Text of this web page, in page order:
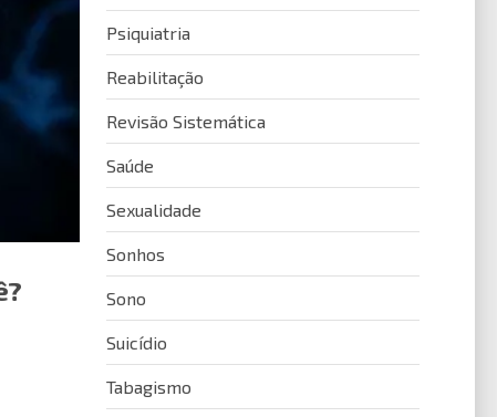
Psiquiatria
Reabilitação
Revisão Sistemática
Saúde
Sexualidade
Sonhos
Sono
Suicídio
Tabagismo